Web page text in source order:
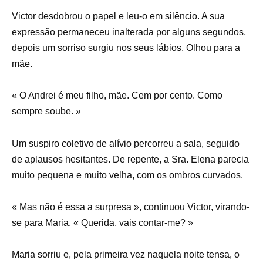
Victor desdobrou o papel e leu-o em silêncio. A sua
expressão permaneceu inalterada por alguns segundos,
depois um sorriso surgiu nos seus lábios. Olhou para a
mãe.
« O Andrei é meu filho, mãe. Cem por cento. Como
sempre soube. »
Um suspiro coletivo de alívio percorreu a sala, seguido
de aplausos hesitantes. De repente, a Sra. Elena parecia
muito pequena e muito velha, com os ombros curvados.
« Mas não é essa a surpresa », continuou Victor, virando-
se para Maria. « Querida, vais contar-me? »
Maria sorriu e, pela primeira vez naquela noite tensa, o